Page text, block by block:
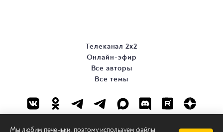
Мы любим печеньки, поэтому используем файлы
Телеканал 2х2
Онлайн-эфир
Все авторы
Все темы